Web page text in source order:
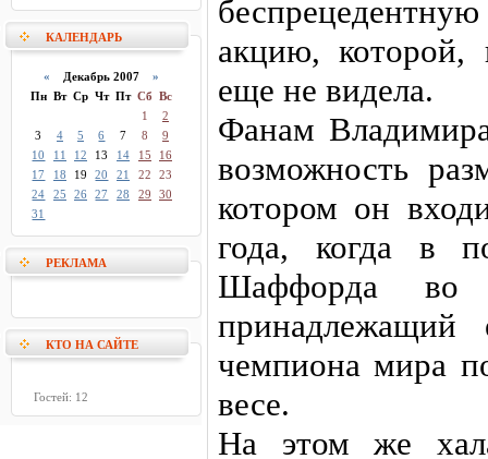
КАЛЕНДАРЬ
« Декабрь 2007 »
Пн Вт Ср Чт Пт Сб Вс
1
2
3
4 5 6 7 8
9
10
11 12 13 14 15
16
17
18 19 20 21 22
23
24
25 26 27 28 29
30
31
РЕКЛАМА
КТО НА САЙТЕ
Гостей: 12
акцию, которой,
еще не видела.
Фанам
возможность
котором он
года, когда в
Шаффорда во
чемпиона мира
весе.
На этом же